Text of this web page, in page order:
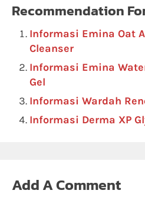
Recommendation
Informasi Emina Oat
Cleanser
Informasi Emina
Gel
Informasi Wardah
Informasi Derma XP
Add A Comment